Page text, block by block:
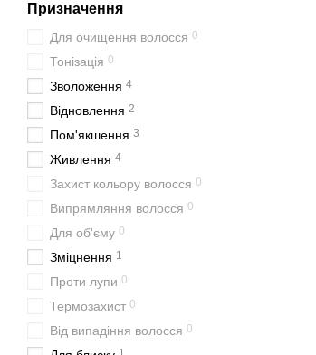
Призначення
Для очищення волосся 0
Тонізація 0
Зволоження 4
Відновлення 2
Пом'якшення 3
Живлення 4
Захист кольору волосся 0
Випрямляння волосся 0
Для об'єму 0
Зміцнення 1
Проти лупи 0
Термозахист 0
Від випадіння волосся 0